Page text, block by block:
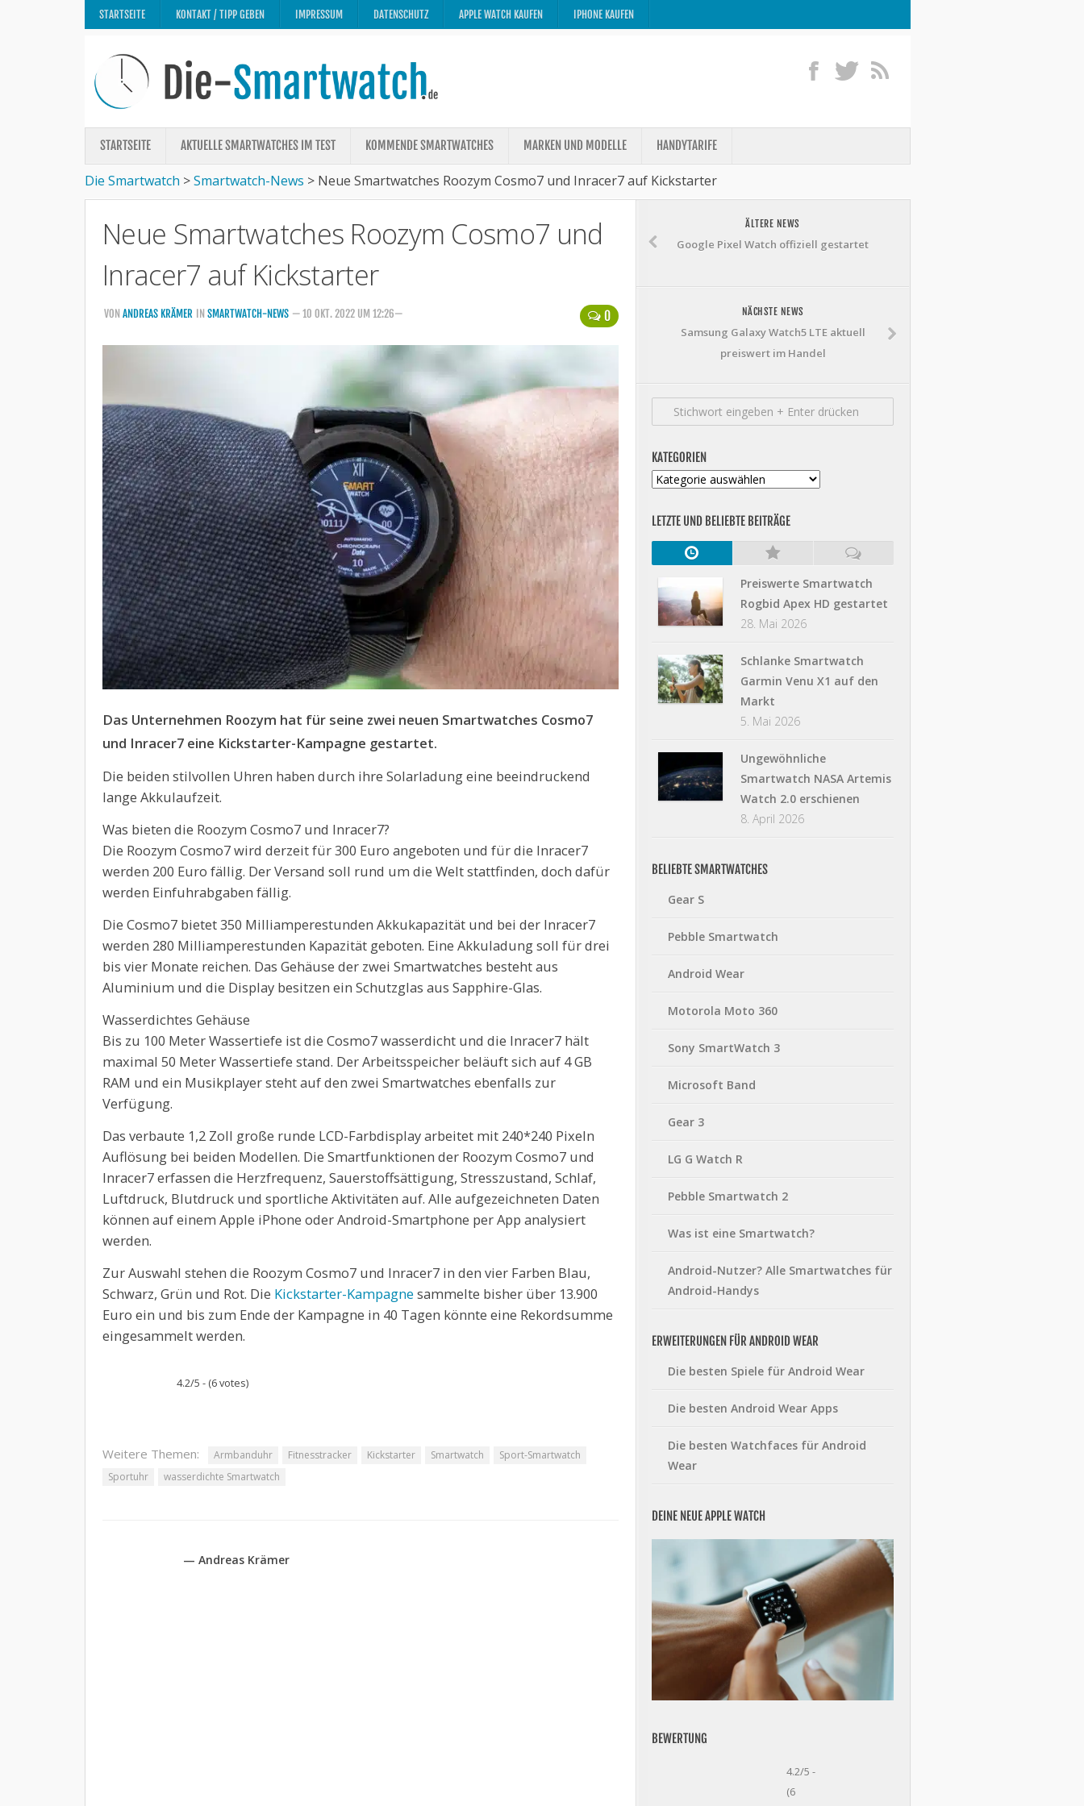
STARTSEITE KONTAKT / TIPP GEBEN IMPRESSUM DATENSCHUTZ APPLE WATCH KAUFEN IPHONE KAUFEN
STARTSEITE AKTUELLE SMARTWATCHES IM TEST KOMMENDE SMARTWATCHES MARKEN UND MODELLE HANDYTARIFE
Die Smartwatch >Smartwatch-News > Neue Smartwatches Roozym Cosmo7 und Inracer7 auf Kickstarter
Neue Smartwatches Roozym Cosmo7 und
Inracer7 auf Kickstarter
0
VON ANDREAS KRÄMER IN SMARTWATCH-NEWS — 10 OKT. 2022 UM 12:26—
Das Unternehmen Roozym hat für seine zwei neuen Smartwatches Cosmo7
und Inracer7 eine Kickstarter-Kampagne gestartet.
Die beiden stilvollen Uhren haben durch ihre Solarladung eine beeindruckend
lange Akkulaufzeit.
Was bieten die Roozym Cosmo7 und Inracer7?
Die Roozym Cosmo7 wird derzeit für 300 Euro angeboten und für die Inracer7
werden 200 Euro fällig. Der Versand soll rund um die Welt stattfinden, doch dafür
werden Einfuhrabgaben fällig.
Die Cosmo7 bietet 350 Milliamperestunden Akkukapazität und bei der Inracer7
werden 280 Milliamperestunden Kapazität geboten. Eine Akkuladung soll für drei
bis vier Monate reichen. Das Gehäuse der zwei Smartwatches besteht aus
Aluminium und die Display besitzen ein Schutzglas aus Sapphire-Glas.
Wasserdichtes Gehäuse
Bis zu 100 Meter Wassertiefe ist die Cosmo7 wasserdicht und die Inracer7 hält
maximal 50 Meter Wassertiefe stand. Der Arbeitsspeicher beläuft sich auf 4 GB
RAM und ein Musikplayer steht auf den zwei Smartwatches ebenfalls zur
Verfügung.
Das verbaute 1,2 Zoll große runde LCD-Farbdisplay arbeitet mit 240*240 Pixeln
Auflösung bei beiden Modellen. Die Smartfunktionen der Roozym Cosmo7 und
Inracer7 erfassen die Herzfrequenz, Sauerstoffsättigung, Stresszustand, Schlaf,
Luftdruck, Blutdruck und sportliche Aktivitäten auf. Alle aufgezeichneten Daten
können auf einem Apple iPhone oder Android-Smartphone per App analysiert
werden.
Zur Auswahl stehen die Roozym Cosmo7 und Inracer7 in den vier Farben Blau,
Schwarz, Grün und Rot. Die Kickstarter-Kampagne sammelte bisher über 13.900
Euro ein und bis zum Ende der Kampagne in 40 Tagen könnte eine Rekordsumme
eingesammelt werden.
4.2/5 - (6 votes)
Weitere Themen: Armbanduhr Fitnesstracker Kickstarter Smartwatch
Sport-Smartwatch
Sportuhr
wasserdichte Smartwatch
— Andreas Krämer
ÄLTERE NEWS
Google Pixel Watch offiziell gestartet
NÄCHSTE NEWS
Samsung Galaxy Watch5 LTE aktuell
preiswert im Handel
KATEGORIEN
Kategorien
LETZTE UND BELIEBTE BEITRÄGE
Preiswerte Smartwatch
Rogbid Apex HD gestartet
28. Mai 2026
Schlanke Smartwatch
Garmin Venu X1 auf den
Markt
5. Mai 2026
Ungewöhnliche
Smartwatch NASA Artemis
Watch 2.0 erschienen
8. April 2026
BELIEBTE SMARTWATCHES
Gear S
Pebble Smartwatch
Android Wear
Motorola Moto 360
Sony SmartWatch 3
Microsoft Band
Gear 3
LG G Watch R
Pebble Smartwatch 2
Was ist eine Smartwatch?
Android-Nutzer? Alle Smartwatches für
Android-Handys
ERWEITERUNGEN FÜR ANDROID WEAR
Die besten Spiele für Android Wear
Die besten Android Wear Apps
Die besten Watchfaces für Android
Wear
DEINE NEUE APPLE WATCH
BEWERTUNG
4.2/5 -
(6